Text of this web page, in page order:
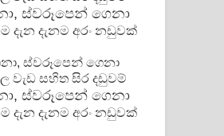
ස්වරූපෙන් ගෙනා
දැන දැනම අරං නඩුවක්
ස්වරූපෙන් ගෙනා
වැඩ සහිත සිර දඩුවම්
ස්වරූපෙන් ගෙනා
දැන දැනම අරං නඩුවක්